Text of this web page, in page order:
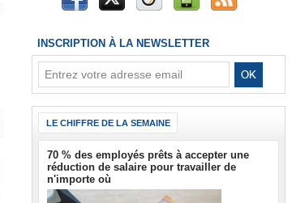
INSCRIPTION À LA NEWSLETTER
LE CHIFFRE DE LA SEMAINE
70 % des employés prêts à accepter une
réduction de salaire pour travailler de
n'importe où